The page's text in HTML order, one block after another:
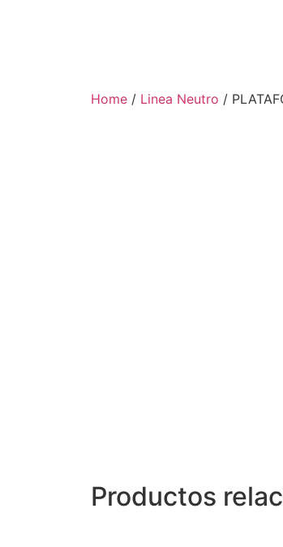
Home / Linea Neutro /
Productos